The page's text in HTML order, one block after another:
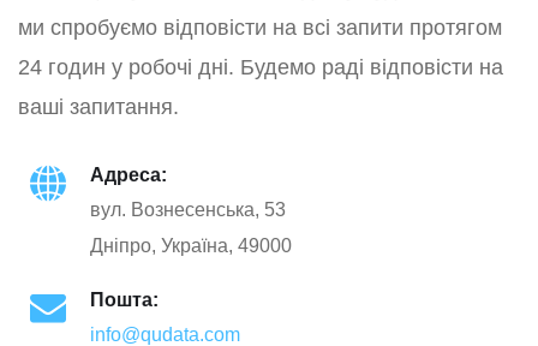
ми спробуємо відповісти на всі запити протягом
24 годин у робочі дні. Будемо раді відповісти на
ваші запитання.
Адреса:
вул. Вознесенська, 53
Дніпро, Україна, 49000
Пошта:
info@qudata.com